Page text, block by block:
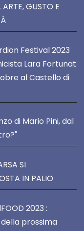
GUSTO E
Festival 2023
Lara Fortunat
al Castello di
di Mario Pini, dal
SI
IN PALIO
2023 :
prossima